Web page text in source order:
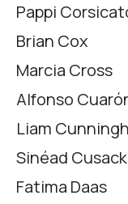
Pappi
Brian Cox
Marcia Cross
Alfonso
Liam
Sinéad Cusack
Fatima Daas